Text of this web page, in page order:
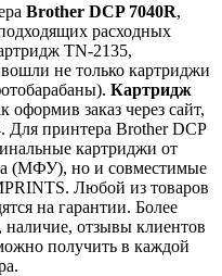
Brother DCP 7040R,
расходных
TN-2135,
не только картриджи
Картридж
оформив заказ через сайт,
Для принтера Brother DCP
картриджи от
(МФУ), но и совместимые
Любой из товаров
на гарантии. Более
отзывы клиентов
получить в каждой